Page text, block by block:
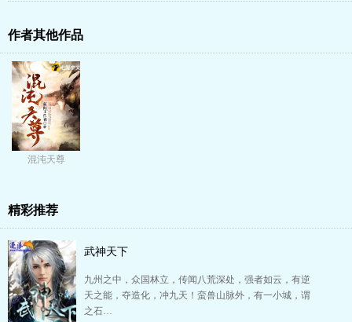
作者其他作品
混沌天尊
精彩推荐
武神天下
九州之中，众国林立，传闻八荒深处，强者如云，有逆
天之能，夺造化，冲九天！蛮兽山脉外，有一小城，谓
之石…